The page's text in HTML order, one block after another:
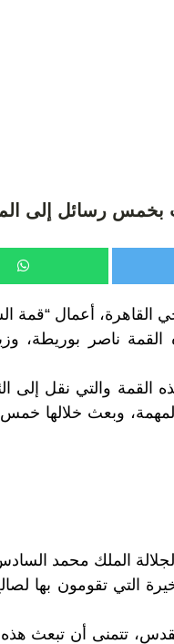
بخمس رسائل إلى
القاهرة، أعمال “قمة
ناصر بوريطة،
القمة والتي نقل إلى
وبعث خلالها
الملك محمد
التي تقومون بها
القدس، تتمنى أن تبعث